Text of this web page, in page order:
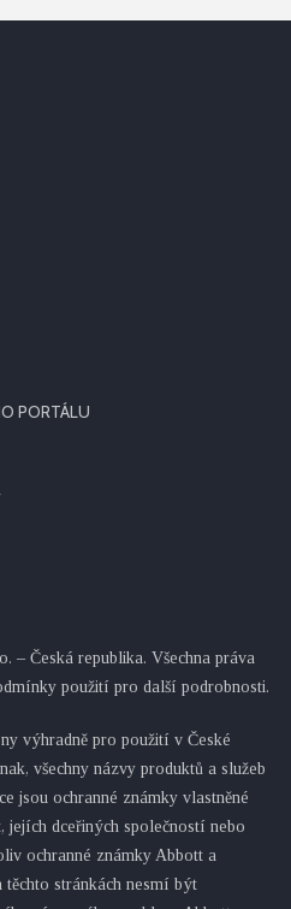
PORTÁLU
– Česká republika. Všechna práva
použití pro další podrobnosti.
výhradně pro použití v České
všechny názvy produktů a služeb
jsou ochranné známky vlastněné
jejích dceřiných společností nebo
ochranné známky Abbott a
těchto stránkách nesmí být